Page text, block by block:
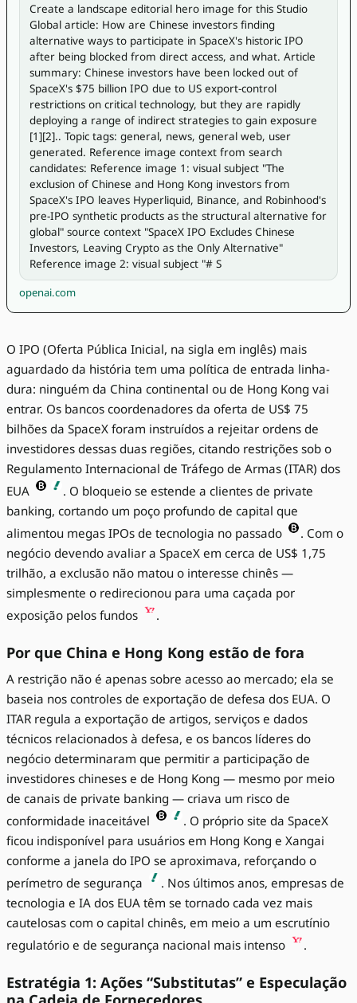
Create a landscape editorial hero image for this Studio
Global article: How are Chinese investors finding
alternative ways to participate in SpaceX's historic IPO
after being blocked from direct access, and what. Article
summary: Chinese investors have been locked out of
SpaceX's $75 billion IPO due to US export-control
restrictions on critical technology, but they are rapidly
deploying a range of indirect strategies to gain exposure
[1][2].. Topic tags: general, news, general web, user
generated. Reference image context from search
candidates: Reference image 1: visual subject "The
exclusion of Chinese and Hong Kong investors from
SpaceX's IPO leaves Hyperliquid, Binance, and Robinhood's
pre-IPO synthetic products as the structural alternative for
global" source context "SpaceX IPO Excludes Chinese
Investors, Leaving Crypto as the Only Alternative"
Reference image 2: visual subject "# S
openai.com
O IPO (Oferta Pública Inicial, na sigla em inglês) mais
aguardado da história tem uma política de entrada linha-
dura: ninguém da China continental ou de Hong Kong vai
entrar. Os bancos coordenadores da oferta de US$ 75
bilhões da SpaceX foram instruídos a rejeitar ordens de
investidores dessas duas regiões, citando restrições sob o
Regulamento Internacional de Tráfego de Armas (ITAR) dos
EUA
. O bloqueio se estende a clientes de private
banking, cortando um poço profundo de capital que
alimentou megas IPOs de tecnologia no passado
. Com o
negócio devendo avaliar a SpaceX em cerca de US$ 1,75
trilhão, a exclusão não matou o interesse chinês —
simplesmente o redirecionou para uma caçada por
exposição pelos fundos
.
Por que China e Hong Kong estão de fora
A restrição não é apenas sobre acesso ao mercado; ela se
baseia nos controles de exportação de defesa dos EUA. O
ITAR regula a exportação de artigos, serviços e dados
técnicos relacionados à defesa, e os bancos líderes do
negócio determinaram que permitir a participação de
investidores chineses e de Hong Kong — mesmo por meio
de canais de private banking — criava um risco de
conformidade inaceitável
. O próprio site da SpaceX
ficou indisponível para usuários em Hong Kong e Xangai
conforme a janela do IPO se aproximava, reforçando o
perímetro de segurança
. Nos últimos anos, empresas de
tecnologia e IA dos EUA têm se tornado cada vez mais
cautelosas com o capital chinês, em meio a um escrutínio
regulatório e de segurança nacional mais intenso
.
Estratégia 1: Ações “Substitutas” e Especulação